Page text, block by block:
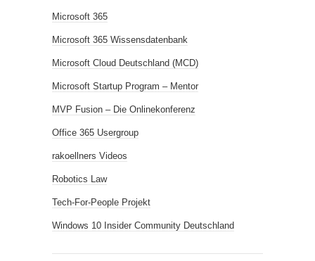
Microsoft 365
Microsoft 365 Wissensdatenbank
Microsoft Cloud Deutschland (MCD)
Microsoft Startup Program – Mentor
MVP Fusion – Die Onlinekonferenz
Office 365 Usergroup
rakoellners Videos
Robotics Law
Tech-For-People Projekt
Windows 10 Insider Community Deutschland